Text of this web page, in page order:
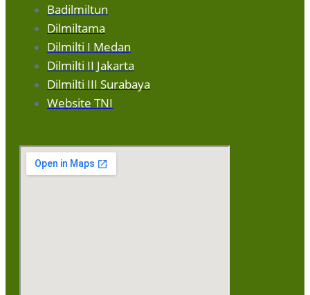
Badilmiltun
Dilmiltama
Dilmilti I Medan
Dilmilti II Jakarta
Dilmilti III Surabaya
Website TNI